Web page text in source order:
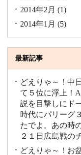
2014年2月 (1)
2014年1月 (5)
最新記事
どえりゃ～！中
て５位に浮上！
説を目撃しにド
時代にパリーグ
たでよ。あの時
２１日広島戦の
どえりゃ～！お